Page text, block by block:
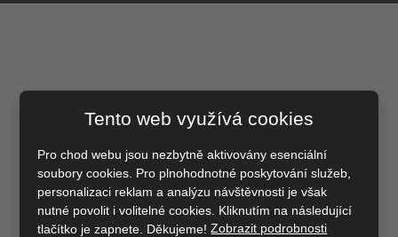
Tento web využívá cookies
Pro chod webu jsou nezbytně aktivovány esenciální
soubory cookies. Pro plnohodnotné poskytování služeb,
personalizaci reklam a analýzu návštěvnosti je však
nutné povolit i volitelné cookies. Kliknutím na následující
tlačítko je zapnete. Děkujeme!Zobrazit podrobnosti